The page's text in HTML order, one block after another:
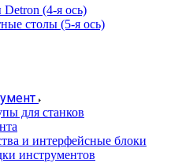
(4-я ось)
столы (5-я ось)
для станков
и интерфейсные блоки
инструментов